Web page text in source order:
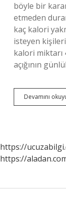
böyle bir
etmeden
kaç kalori
isteyen
kalori miktarı
açığının
Devamını
https://
https://